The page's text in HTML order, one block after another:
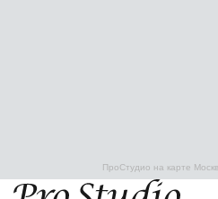
ПроСтудио на карте